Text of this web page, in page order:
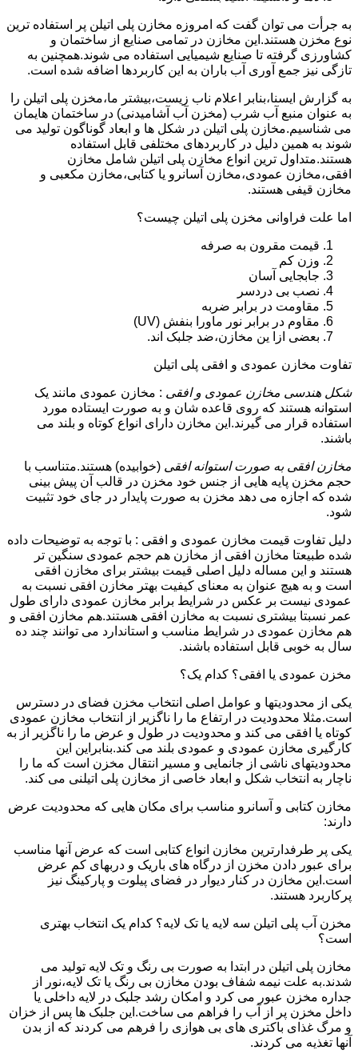
به جرأت می توان گفت که امروزه مخازن پلی اتیلن پر استفاده ترین
نوع مخزن هستند.این مخازن در تمامی صنایع از ساختمان و
کشاورزی گرفته تا صنایع شیمیایی استفاده می شوند.همچنین به
تازگی نیز جمع آوری آب باران به این کاربردها اضافه شده است.
به گزارش ایسنا،بنابر اعلام ناب زیست،بیشتر ما،مخزن پلی اتیلن را
به عنوان منبع آب شرب (مخزن آب آشامیدنی) در ساختمان هایمان
می شناسیم.مخازن پلی اتیلن در شکل ها و ابعاد گوناگون تولید می
شوند به همین دلیل در کاربردهای مختلفی قابل استفاده
هستند.متداول ترین انواع مخازن پلی اتیلن شامل مخازن
افقی،مخازن عمودی،مخازن آسانرو یا کتابی،مخازن مکعبی و
مخازن قیفی هستند.
اما علت فراوانی مخزن پلی اتیلن چیست؟
قیمت مقرون به صرفه
وزن کم
جابجایی آسان
نصب بی دردسر
مقاومت در برابر ضربه
مقاوم در برابر نور ماورا بنفش (UV)
بعضی ازا ین مخازن،ضد جلبک اند.
تفاوت مخازن عمودی و افقی پلی اتیلن
شکل هندسی مخازن عمودی و افقی : مخازن عمودی مانند یک
استوانه هستند که روی قاعده شان و به صورت ایستاده مورد
استفاده قرار می گیرند.این مخازن دارای انواع کوتاه و بلند می
باشند.
مخازن افقی به صورت استوانه افقی (خوابیده) هستند.متناسب با
حجم مخزن پایه هایی از جنس خود مخزن در قالب آن پیش بینی
شده که اجازه می دهد مخزن به صورت پایدار در جای خود تثبیت
شود.
دلیل تفاوت قیمت مخازن عمودی و افقی : با توجه به توضیحات داده
شده طبیعتا مخازن افقی از مخازن هم حجم عمودی سنگین تر
هستند و این مساله دلیل اصلی قیمت بیشتر برای مخازن افقی
است و به هیچ عنوان به معنای کیفیت بهتر مخازن افقی نسبت به
عمودی نیست بر عکس در شرایط برابر مخازن عمودی دارای طول
عمر نسبتا بیشتری نسبت به مخازن افقی هستند.هم مخازن افقی و
هم مخازن عمودی در شرایط مناسب و استاندارد می توانند چند ده
سال به خوبی قابل استفاده باشند.
مخزن عمودی یا افقی؟ کدام یک؟
یکی از محدودیتها و عوامل اصلی انتخاب مخزن فضای در دسترس
است.مثلا محدودیت در ارتفاع ما را ناگزیر از انتخاب مخازن عمودی
کوتاه یا افقی می کند و محدودیت در طول و عرض ما را ناگزیر از به
کارگیری مخازن عمودی و عمودی بلند می کند.بنابراین این
محدودیتهای ناشی از جانمایی و مسیر انتقال مخزن است که ما را
ناچار به انتخاب شکل و ابعاد خاصی از مخازن پلی اتیلنی می کند.
مخازن کتابی و آسانرو مناسب برای مکان هایی که محدودیت عرض
دارند:
یکی پر طرفدارترین مخازن انواع کتابی است که عرض آنها مناسب
برای عبور دادن مخزن از درگاه های باریک و دربهای کم عرض
است.این مخازن در کنار دیوار در فضای پیلوت و پارکینگ نیز
پرکاربرد هستند.
مخزن آب پلی اتیلن سه لایه یا تک لایه؟ کدام یک انتخاب بهتری
است؟
مخازن پلی اتیلن در ابتدا به صورت بی رنگ و تک لایه تولید می
شدند.به علت نیمه شفاف بودن مخازن بی رنگ یا تک لایه،نور از
جداره مخزن عبور می کرد و امکان رشد جلبک در لایه داخلی یا
داخل مخزن پر از آب را فراهم می ساخت.این جلبک ها پس از خزان
و مرگ غذای باکتری های بی هوازی را فرهم می کردند که از بدن
آنها تغذیه می کردند.